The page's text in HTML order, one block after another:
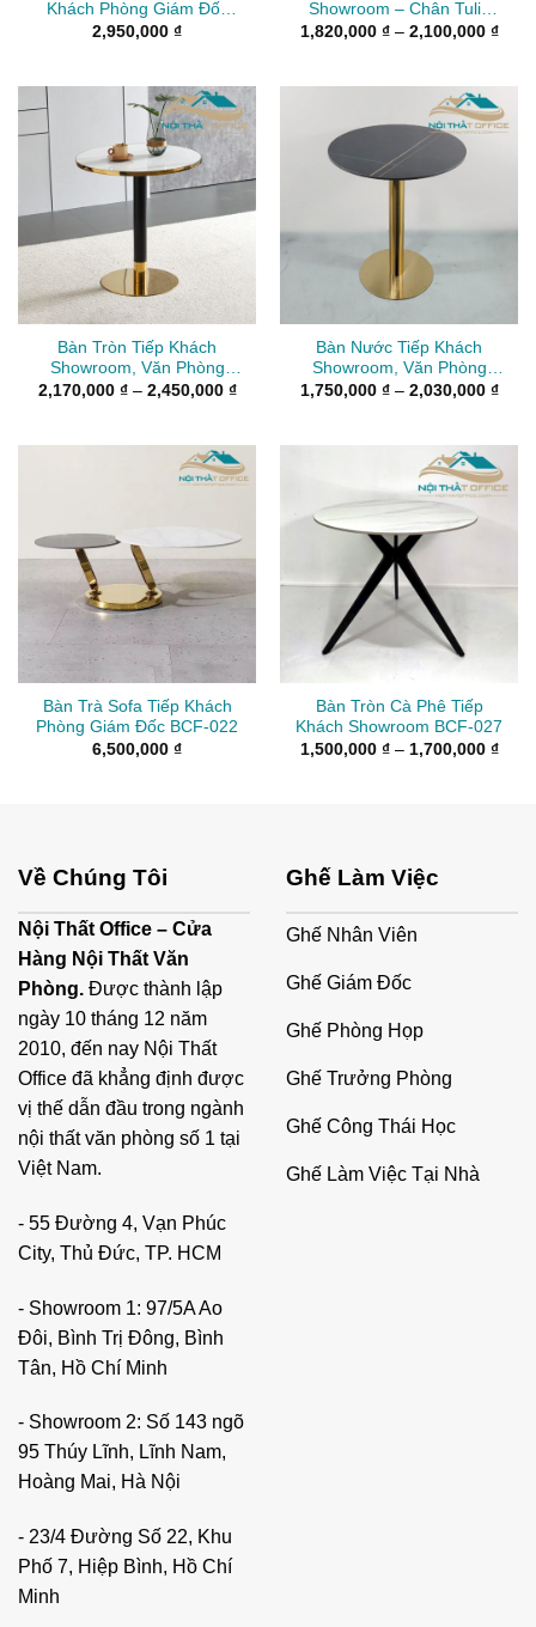
Khách Phòng Giám Đốc
BTS-002
2,950,000 ₫
Showroom – Chân Tulip
GCF-014
1,820,000 ₫ – 2,100,000 ₫
Bàn Tròn Tiếp Khách
Showroom, Văn Phòng
BCF-020
2,170,000 ₫ – 2,450,000 ₫Khoảng
2,450,000 ₫
Bàn Nước Tiếp Khách
Showroom, Văn Phòng
GCF-016
1,750,000 ₫ – 2,030,000 ₫
Bàn Trà Sofa Tiếp Khách
Phòng Giám Đốc BCF-022
6,500,000 ₫
Bàn Tròn Cà Phê Tiếp
Khách Showroom BCF-027
1,500,000 ₫ – 1,700,000 ₫
Về Chúng Tôi
Nội Thất Office – Cửa
Hàng Nội Thất Văn
Phòng. Được thành lập
ngày 10 tháng 12 năm
2010, đến nay Nội Thất
Office đã khẳng định được
vị thế dẫn đầu trong ngành
nội thất văn phòng số 1 tại
Việt Nam.
- 55 Đường 4, Vạn Phúc
City, Thủ Đức, TP. HCM
- Showroom 1: 97/5A Ao
Đôi, Bình Trị Đông, Bình
Tân, Hồ Chí Minh
- Showroom 2: Số 143 ngõ
95 Thúy Lĩnh, Lĩnh Nam,
Hoàng Mai, Hà Nội
- 23/4 Đường Số 22, Khu
Phố 7, Hiệp Bình, Hồ Chí
Minh
Ghế Làm Việc
Ghế Nhân Viên
Ghế Giám Đốc
Ghế Phòng Họp
Ghế Trưởng Phòng
Ghế Công Thái Học
Ghế Làm Việc Tại Nhà